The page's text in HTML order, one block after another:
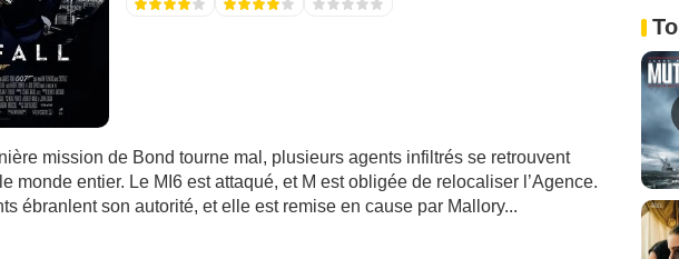
mission de Bond tourne mal, plusieurs agents infiltrés se retrouvent
monde entier. Le MI6 est attaqué, et M est obligée de relocaliser l’Agence.
ébranlent son autorité, et elle est remise en cause par Mallory...